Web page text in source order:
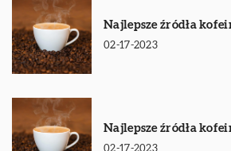
Najlepsze źródła
02-17-2023
Najlepsze źródła
02-17-2023